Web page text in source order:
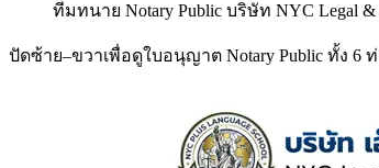
ทีมทนาย Notary Public บริษัท NYC Legal
ปัดซ้าย–ขวาเพื่อดูใบอนุญาต Notary Public ทั้ง 6